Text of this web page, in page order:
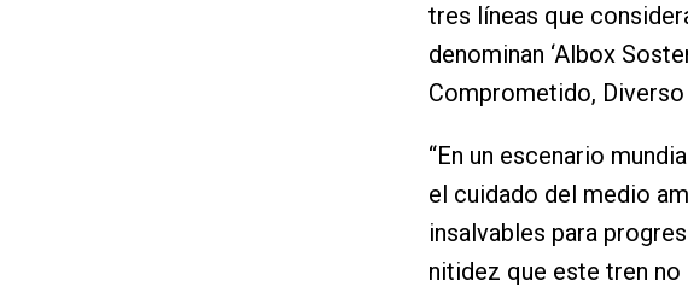
tres líneas que
denominan ‘Albox
Comprometido, Diverso
“En un escenario
el cuidado del medio
insalvables para
nitidez que este tren